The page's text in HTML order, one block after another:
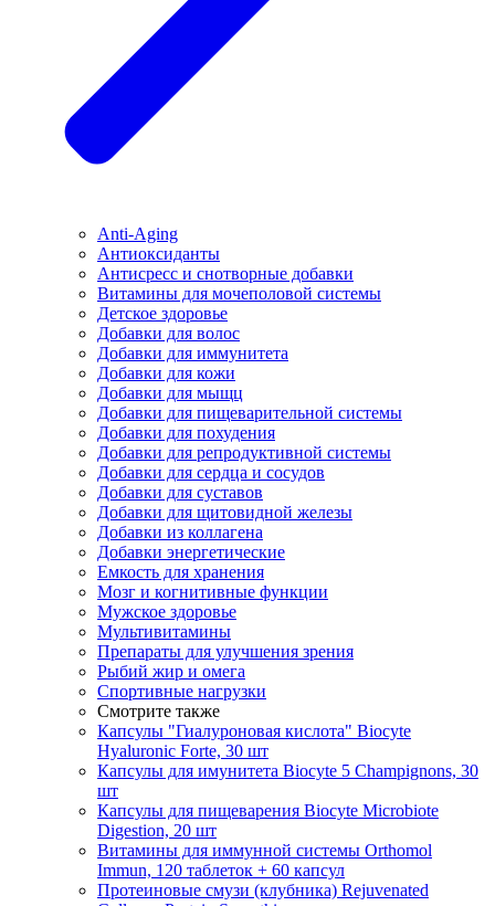
Anti-Aging
Антиоксиданты
Антисресс и снотворные добавки
Витамины для мочеполовой системы
Детское здоровье
Добавки для волос
Добавки для иммунитета
Добавки для кожи
Добавки для мыщц
Добавки для пищеварительной системы
Добавки для похудения
Добавки для репродуктивной системы
Добавки для сердца и сосудов
Добавки для суставов
Добавки для щитовидной железы
Добавки из коллагена
Добавки энергетические
Емкость для хранения
Мозг и когнитивные функции
Мужское здоровье
Мультивитамины
Препараты для улучшения зрения
Рыбий жир и омега
Спортивные нагрузки
Смотрите также
Капсулы "Гиалуроновая кислота" Biocyte
Hyaluronic Forte, 30 шт
Капсулы для имунитета Biocyte 5 Champignons, 30
шт
Капсулы для пищеварения Biocyte Microbiote
Digestion, 20 шт
Витамины для иммунной системы Orthomol
Immun, 120 таблеток + 60 капсул
Протеиновые смузи (клубника) Rejuvenated